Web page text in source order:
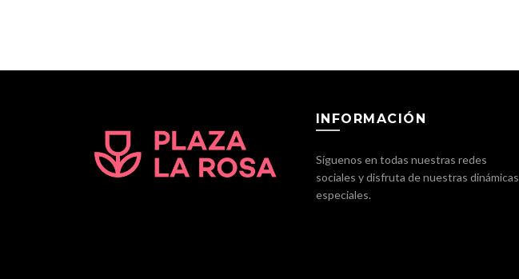
INFORMACIÓN
Síguenos en todas nuestras redes
sociales y disfruta de nuestras dinámicas
especiales.